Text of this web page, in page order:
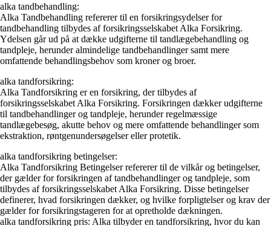
alka tandbehandling:
Alka Tandbehandling refererer til en forsikringsydelser for
tandbehandling tilbydes af forsikringsselskabet Alka Forsikring.
Ydelsen går ud på at dække udgifterne til tandlægebehandling og
tandpleje, herunder almindelige tandbehandlinger samt mere
omfattende behandlingsbehov som kroner og broer.
alka tandforsikring:
Alka Tandforsikring er en forsikring, der tilbydes af
forsikringsselskabet Alka Forsikring. Forsikringen dækker udgifterne
til tandbehandlinger og tandpleje, herunder regelmæssige
tandlægebesøg, akutte behov og mere omfattende behandlinger som
ekstraktion, røntgenundersøgelser eller protetik.
alka tandforsikring betingelser:
Alka Tandforsikring Betingelser refererer til de vilkår og betingelser,
der gælder for forsikringen af tandbehandlinger og tandpleje, som
tilbydes af forsikringsselskabet Alka Forsikring. Disse betingelser
definerer, hvad forsikringen dækker, og hvilke forpligtelser og krav der
gælder for forsikringstageren for at opretholde dækningen.
alka tandforsikring pris: Alka tilbyder en tandforsikring, hvor du kan